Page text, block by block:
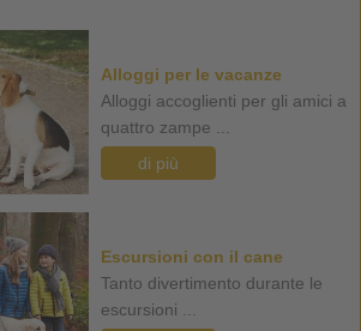
Alloggi per le vacanze
Alloggi accoglienti per gli amici a
quattro zampe ...
di più
Escursioni con il cane
Tanto divertimento durante le
escursioni ...